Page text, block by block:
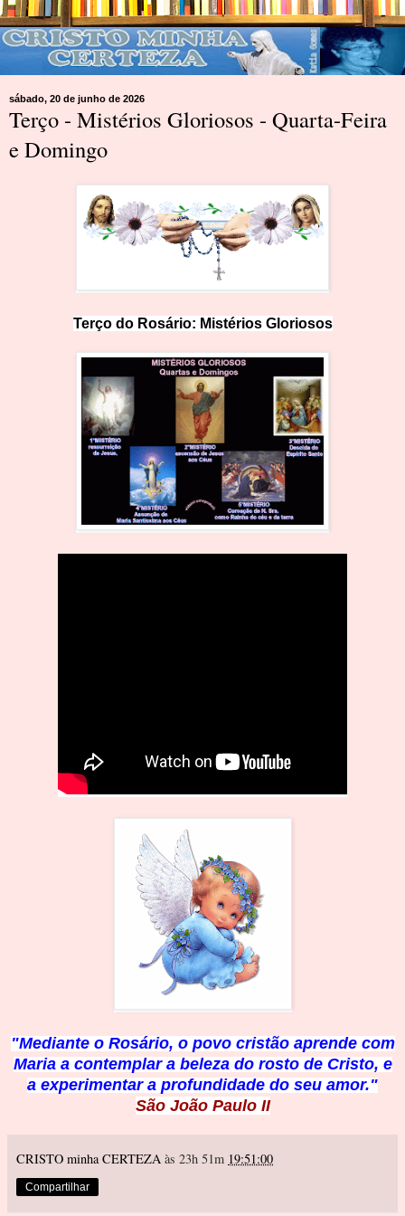
sábado, 20 de junho de 2026
Terço - Mistérios Gloriosos - Quarta-Feira
e Domingo
Terço do Rosário: Mistérios Gloriosos
"Mediante o Rosário, o povo cristão aprende com
Maria a contemplar a beleza do rosto de Cristo, e
a experimentar a profundidade do seu amor."
São João Paulo II
CRISTO minha CERTEZA às 23h 51m 19:51:00
Compartilhar